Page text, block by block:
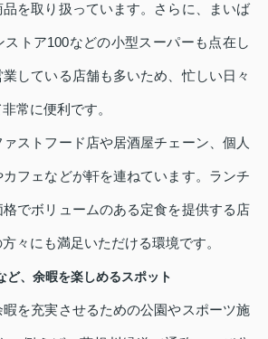
を取り扱っています。さらに、まいば
トア100などの小型スーパーも点在し
している店舗も多いため、忙しい日々
常に便利です。
ストフード店や居酒屋チェーン、個人
フェなどが軒を連ねています。ランチ
でボリュームのある定食を提供する店
々にも満足いただける環境です。
ど、余暇を楽しめるスポット
を充実させるための公園やスポーツ施